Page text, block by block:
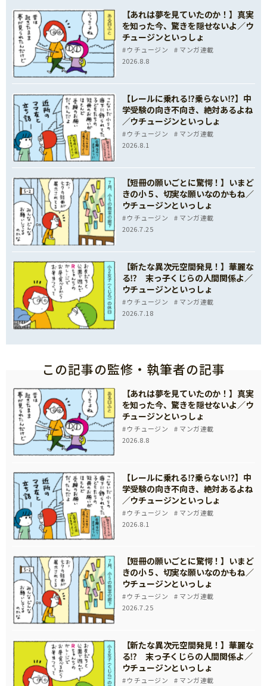
【あれは夢を見ていたのか！】真実
を知った今、驚きを隠せないよ／ウ
チュージンといっしょ
ウチュージン
マンガ連載
2026.8.8
【レールに乗れる⁉乗らない⁉】中
学受験の向き不向き、絶対あるよね
／ウチュージンといっしょ
ウチュージン
マンガ連載
2026.8.1
【短冊の願いごとに驚愕！】いまど
きの小５、切実な願いなのかもね／
ウチュージンといっしょ
ウチュージン
マンガ連載
2026.7.25
【新たな異次元空間発見！】華麗な
る⁉ 末っ子くじらの人間関係よ／
ウチュージンといっしょ
ウチュージン
マンガ連載
2026.7.18
この記事の監修・執筆者の記事
【あれは夢を見ていたのか！】真実
を知った今、驚きを隠せないよ／ウ
チュージンといっしょ
ウチュージン
マンガ連載
2026.8.8
【レールに乗れる⁉乗らない⁉】中
学受験の向き不向き、絶対あるよね
／ウチュージンといっしょ
ウチュージン
マンガ連載
2026.8.1
【短冊の願いごとに驚愕！】いまど
きの小５、切実な願いなのかもね／
ウチュージンといっしょ
ウチュージン
マンガ連載
2026.7.25
【新たな異次元空間発見！】華麗な
る⁉ 末っ子くじらの人間関係よ／
ウチュージンといっしょ
ウチュージン
マンガ連載